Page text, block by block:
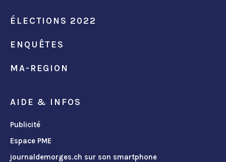
ÉLECTIONS 2022
ENQUÊTES
MA-REGION
AIDE & INFOS
Publicité
Espace PME
journaldemorges.ch sur son smartphone